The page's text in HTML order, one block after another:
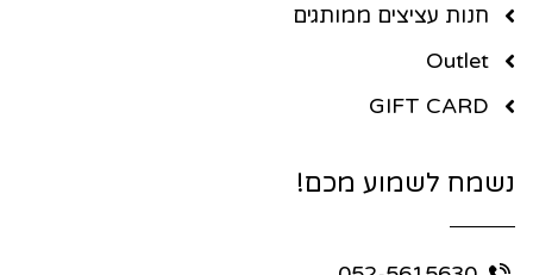
חנות עציצים ממותגים
Outlet
GIFT CARD
נשמח לשמוע מכם!